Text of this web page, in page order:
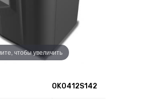
чтобы увеличить
OK0412S142